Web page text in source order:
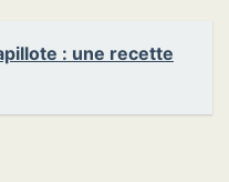
: une recette